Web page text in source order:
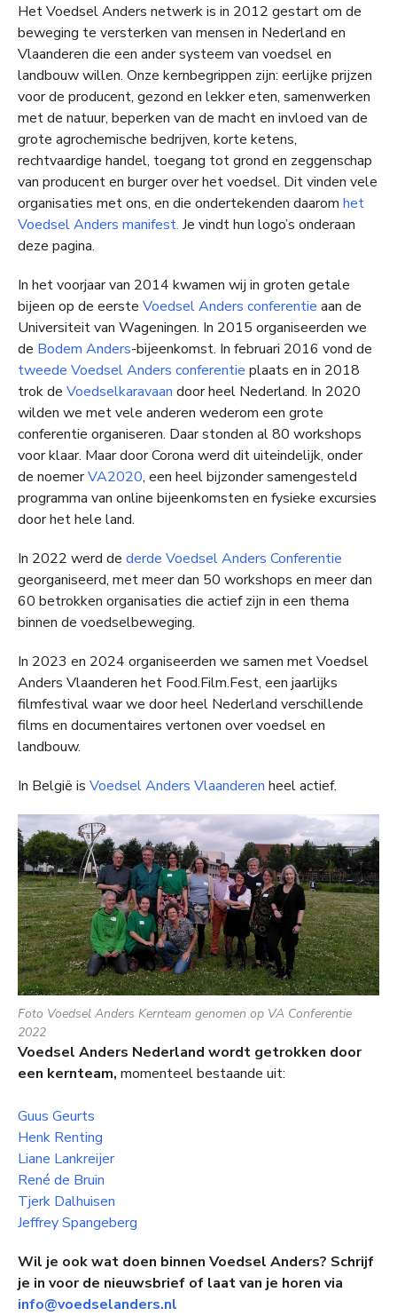
Het Voedsel Anders netwerk is in 2012 gestart om de
beweging te versterken van mensen in Nederland en
Vlaanderen die een ander systeem van voedsel en
landbouw willen. Onze kernbegrippen zijn: eerlijke prijzen
voor de producent, gezond en lekker eten, samenwerken
met de natuur, beperken van de macht en invloed van de
grote agrochemische bedrijven, korte ketens,
rechtvaardige handel, toegang tot grond en zeggenschap
van producent en burger over het voedsel. Dit vinden vele
organisaties met ons, en die ondertekenden daarom het
Voedsel Anders manifest. Je vindt hun logo’s onderaan
deze pagina.
In het voorjaar van 2014 kwamen wij in groten getale
bijeen op de eerste Voedsel Anders conferentie aan de
Universiteit van Wageningen. In 2015 organiseerden we
de Bodem Anders-bijeenkomst. In februari 2016 vond de
tweede Voedsel Anders conferentie plaats en in 2018
trok de Voedselkaravaan door heel Nederland. In 2020
wilden we met vele anderen wederom een grote
conferentie organiseren. Daar stonden al 80 workshops
voor klaar. Maar door Corona werd dit uiteindelijk, onder
de noemerVA2020, een heel bijzonder samengesteld
programma van online bijeenkomsten en fysieke excursies
door het hele land.
In 2022 werd de derde Voedsel Anders Conferentie
georganiseerd, met meer dan 50 workshops en meer dan
60 betrokken organisaties die actief zijn in een thema
binnen de voedselbeweging.
In 2023 en 2024 organiseerden we samen met Voedsel
Anders Vlaanderen het Food.Film.Fest, een jaarlijks
filmfestival waar we door heel Nederland verschillende
films en documentaires vertonen over voedsel en
landbouw.
In België is Voedsel Anders Vlaanderen heel actief.
Foto Voedsel Anders Kernteam genomen op VA Conferentie
2022
Voedsel Anders Nederland wordt getrokken door
een kernteam, momenteel bestaande uit:
Guus Geurts
Henk Renting
Liane Lankreijer
René de Bruin
Tjerk Dalhuisen
Jeffrey Spangeberg
Wil je ook wat doen binnen Voedsel Anders? Schrijf
je in voor de nieuwsbrief of laat van je horen via
info@voedselanders.nl